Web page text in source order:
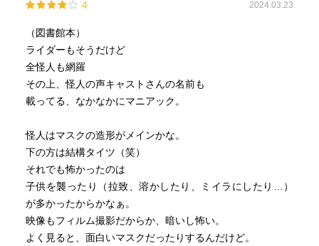
4 2024.03.23
（図書館本）
ライダーもそうだけど
全怪人も網羅
その上、怪人の声キャストさんの名前も
載ってる、なかなかにマニアック。
怪人はマスクの造形がメインかな。
下の方は結構タイツ（笑）
それでも怖かったのは
子供を襲ったり（拉致、溶かしたり、ミイラにしたり…）
が多かったからかなぁ。
映像もフィルム撮影だからか、暗いし怖い。
よく見ると、面白いマスクだったりするんだけど。